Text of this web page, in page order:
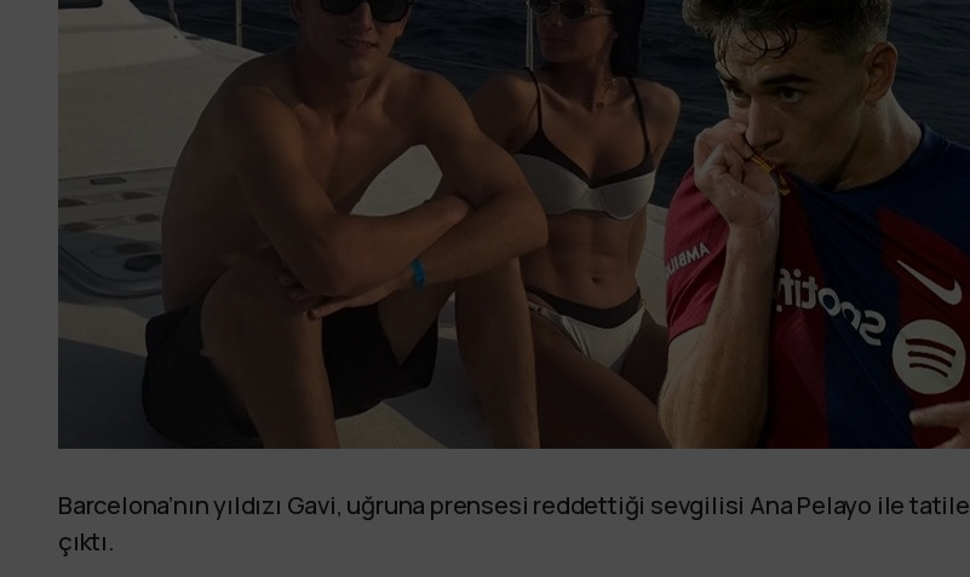
Barcelona’nın yıldızı Gavi, uğruna prensesi reddettiği sevgilisi Ana Pelayo ile tatile
çıktı.